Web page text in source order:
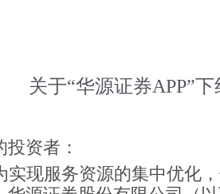
关于“华源证券APP”
投资者：
实现服务资源的集中优化